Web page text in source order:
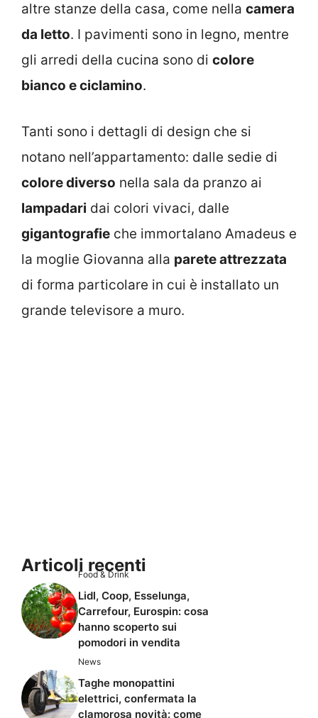
altre stanze della casa, come nella camera
da letto. I pavimenti sono in legno, mentre
gli arredi della cucina sono di colore
bianco e ciclamino.
Tanti sono i dettagli di design che si
notano nell’appartamento: dalle sedie di
colore diverso nella sala da pranzo ai
lampadari dai colori vivaci, dalle
gigantografie che immortalano Amadeus e
la moglie Giovanna alla parete attrezzata
di forma particolare in cui è installato un
grande televisore a muro.
Articoli recenti
Food & Drink
Lidl, Coop, Esselunga,
Carrefour, Eurospin: cosa
hanno scoperto sui
pomodori in vendita
News
Taghe monopattini
elettrici, confermata la
clamorosa novità: come